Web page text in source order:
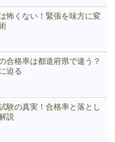
怖くない！緊張を味方に変
合格率は都道府県で違う？
迫る
験の真実！合格率と落とし
説